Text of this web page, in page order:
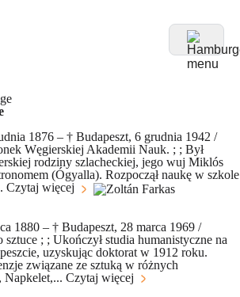
1876 – † Budapeszt, 6 grudnia 1942 /
Węgierskiej Akademii Nauk. ; ; Był
rodziny szlacheckiej, jego wuj Miklós
(Ógyalla). Rozpoczął naukę w szkole
Czytaj więcej
1880 – † Budapeszt, 28 marca 1969 /
; ; Ukończył studia humanistyczne na
uzyskując doktorat w 1912 roku.
związane ze sztuką w różnych
Napkelet,... Czytaj więcej